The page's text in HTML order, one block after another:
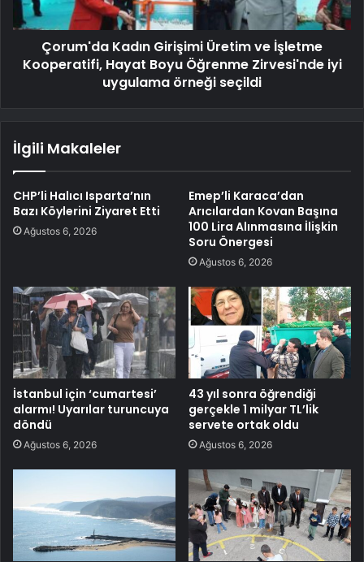
Çorum'da Kadın Girişimi Üretim ve İşletme
Kooperatifi, Hayat Boyu Öğrenme Zirvesi'nde iyi
uygulama örneği seçildi
İlgili Makaleler
CHP’li Halıcı Isparta’nın
Bazı Köylerini Ziyaret Etti
Ağustos 6, 2026
Emep’li Karaca’dan
Arıcılardan Kovan Başına
100 Lira Alınmasına İlişkin
Soru Önergesi
Ağustos 6, 2026
İstanbul için ‘cumartesi’
alarmı! Uyarılar turuncuya
döndü
Ağustos 6, 2026
43 yıl sonra öğrendiği
gerçekle 1 milyar TL’lik
servete ortak oldu
Ağustos 6, 2026